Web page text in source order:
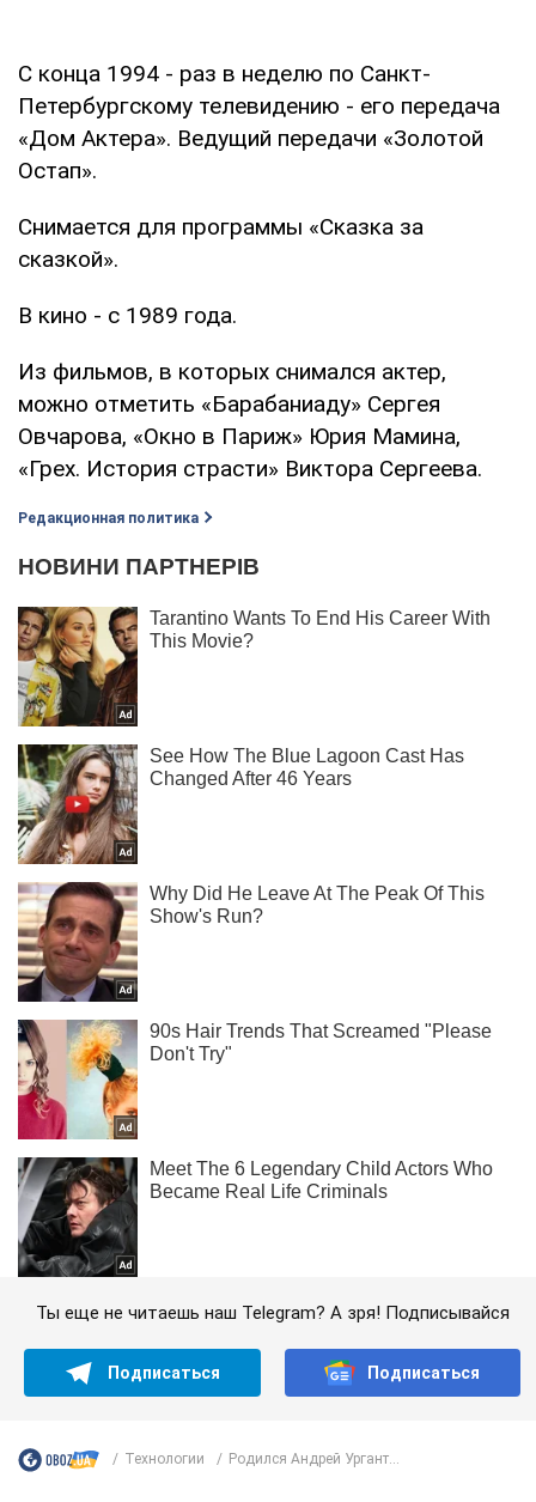
С конца 1994 - раз в неделю по Санкт-
Петербургскому телевидению - его передача
«Дом Актера». Ведущий передачи «Золотой
Остап».
Снимается для программы «Сказка за
сказкой».
В кино - с 1989 года.
Из фильмов, в которых снимался актер,
можно отметить «Барабаниаду» Сергея
Овчарова, «Окно в Париж» Юрия Мамина,
«Грех. История страсти» Виктора Сергеева.
Редакционная политика
Ты еще не читаешь наш Telegram? А зря! Подписывайся
Подписаться Подписаться
Технологии Родился Андрей Ургант...